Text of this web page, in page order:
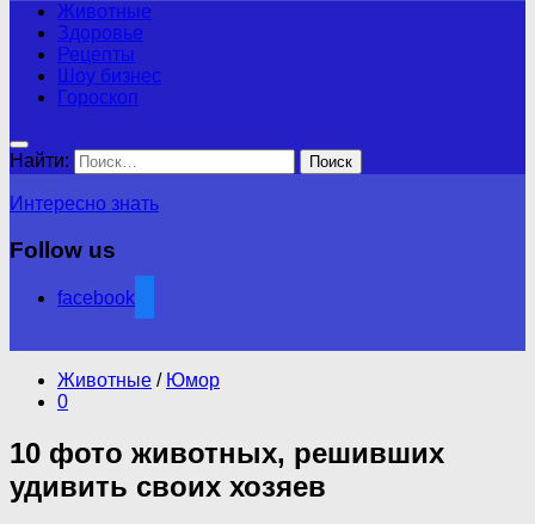
Животные
Здоровье
Рецепты
Шоу бизнес
Гороскоп
Найти:
Интересно знать
Follow us
facebook
Животные / Юмор
0
10 фото животных, решивших
удивить своих хозяев